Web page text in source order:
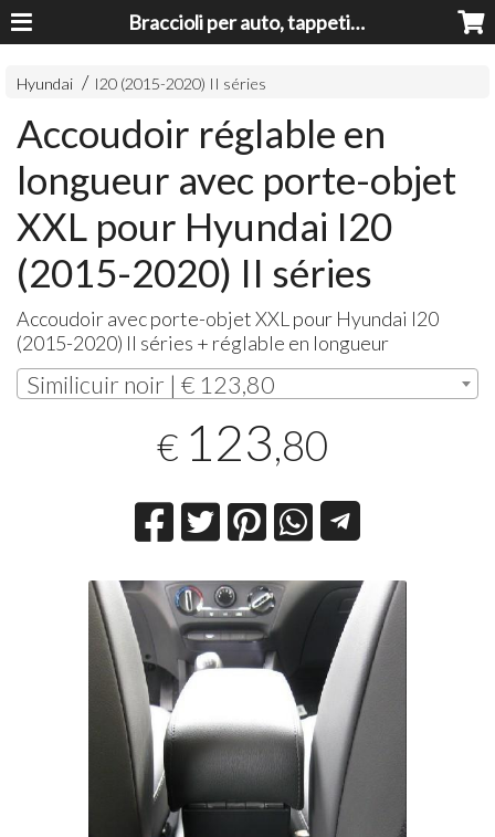
Braccioli per auto, tappeti auto, accessori auto MADE IN ITALY - Armrests, Mittelarmlehnen, Accoundoirs
Hyundai I20 (2015-2020) II séries
Accoudoir réglable en
longueur avec porte-objet
XXL pour Hyundai I20
(2015-2020) II séries
Accoudoir avec porte-objetXXL pour Hyundai I20
(2015-2020) II séries + réglable en longueur
Similicuir noir | € 123,80
€ 123,80